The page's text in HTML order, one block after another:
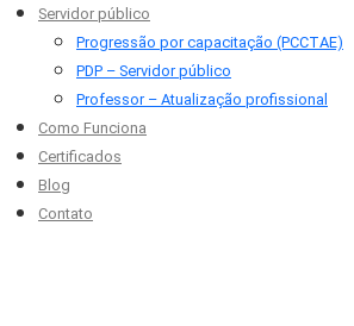
Servidor público
Progressão por capacitação (PCCTAE)
PDP – Servidor público
Professor – Atualização profissional
Como Funciona
Certificados
Blog
Contato